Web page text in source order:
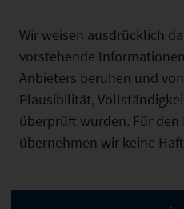
Wir weisen ausdrücklich
vorstehende
Anbieters beruhen und
Plausibilität,
überprüft wurden. Für den
übernehmen wir keine